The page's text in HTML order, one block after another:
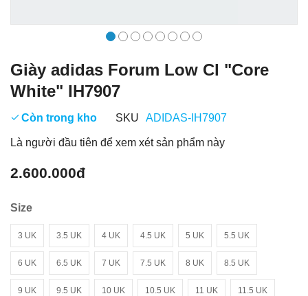
Giày adidas Forum Low Cl "Core
White" IH7907
Còn trong kho SKU ADIDAS-IH7907
Là người đầu tiên để xem xét sản phẩm này
2.600.000đ
Size
3 UK 3.5 UK 4 UK 4.5 UK 5 UK 5.5 UK
6 UK 6.5 UK 7 UK 7.5 UK 8 UK 8.5 UK
9 UK 9.5 UK 10 UK 10.5 UK 11 UK 11.5 UK